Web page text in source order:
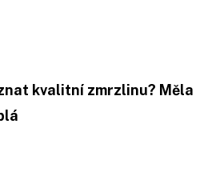
kvalitní zmrzlinu? Měla